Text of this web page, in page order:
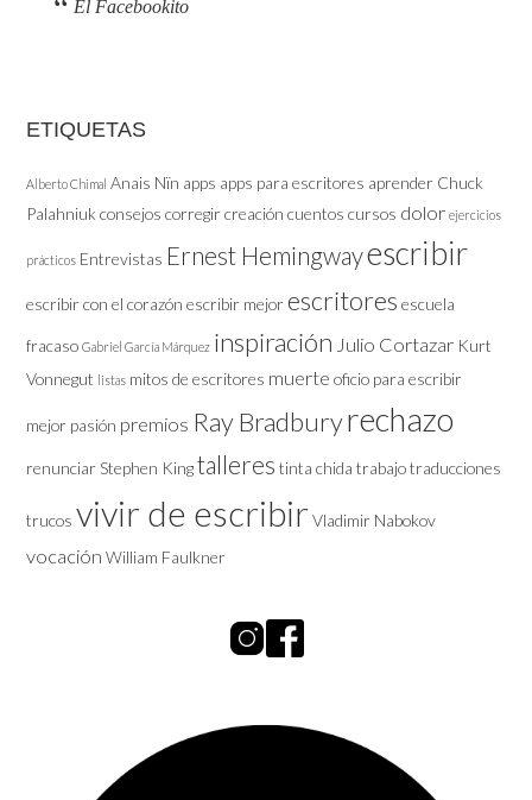
El Facebookito
ETIQUETAS
Alberto Chimal Anais Nïn apps apps para escritores aprender Chuck
Palahniuk consejos corregircreación cuentos cursos dolor ejercicios
prácticos Entrevistas Ernest Hemingwayescribir
escribir con el corazón escribir mejor escritores escuela
fracaso Gabriel García Márquez inspiración Julio Cortazar Kurt
Vonnegut listas mitos de escritores muerte oficio para escribir
mejor pasión premios Ray Bradburyrechazo
renunciar Stephen Kingtalleres tinta chida trabajotraducciones
trucos vivir de escribirVladimir Nabokov
vocación William Faulkner